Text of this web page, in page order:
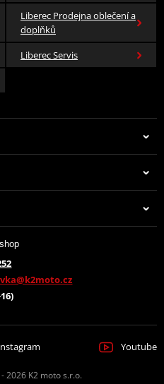
Liberec Prodejna oblečení a
doplňků
Liberec Servis
Youtube
2026 K2 moto s.r.o.